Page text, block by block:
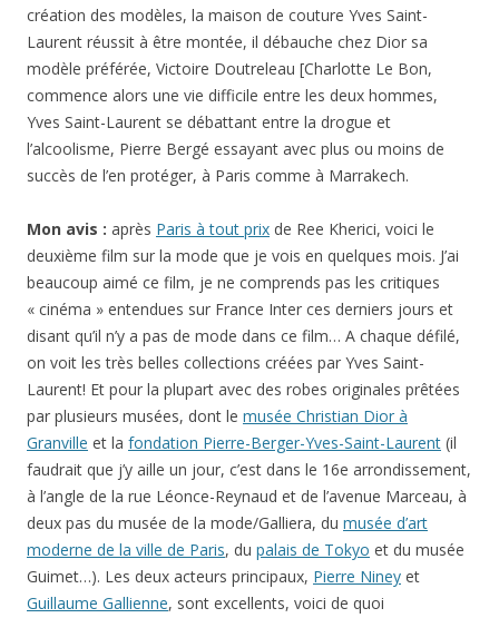
création des modèles, la maison de couture Yves Saint-
Laurent réussit à être montée, il débauche chez Dior sa
modèle préférée, Victoire Doutreleau [Charlotte Le Bon,
commence alors une vie difficile entre les deux hommes,
Yves Saint-Laurent se débattant entre la drogue et
l’alcoolisme, Pierre Bergé essayant avec plus ou moins de
succès de l’en protéger, à Paris comme à Marrakech.
Mon avis : après Paris à tout prix de Ree Kherici, voici le
deuxième film sur la mode que je vois en quelques mois. J’ai
beaucoup aimé ce film, je ne comprends pas les critiques
« cinéma » entendues sur France Inter ces derniers jours et
disant qu’il n’y a pas de mode dans ce film… A chaque défilé,
on voit les très belles collections créées par Yves Saint-
Laurent! Et pour la plupart avec des robes originales prêtées
par plusieurs musées, dont le musée Christian Dior à
Granville et la fondation Pierre-Berger-Yves-Saint-Laurent (il
faudrait que j’y aille un jour, c’est dans le 16e arrondissement,
à l’angle de la rue Léonce-Reynaud et de l’avenue Marceau, à
deux pas du musée de la mode/Galliera, du musée d’art
moderne de la ville de Paris, du palais de Tokyo et du musée
Guimet…). Les deux acteurs principaux, Pierre Niney et
Guillaume Gallienne, sont excellents, voici de quoi